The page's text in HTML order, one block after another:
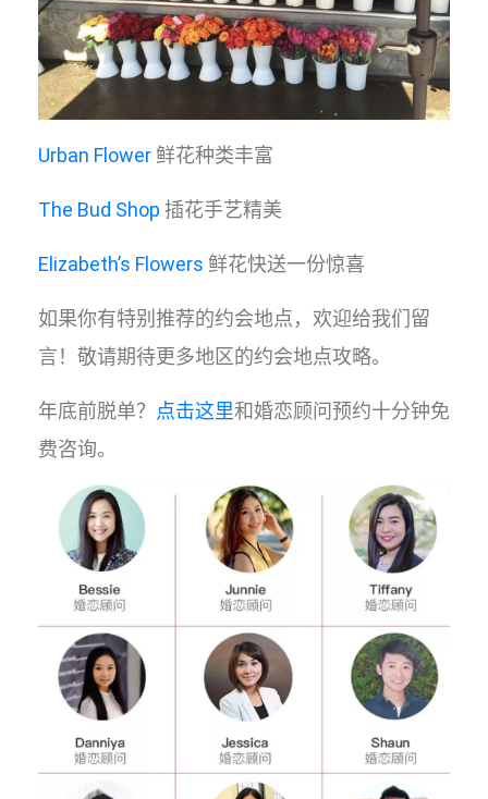
Urban Flower 鲜花种类丰富
The Bud Shop 插花手艺精美
Elizabeth’s Flowers 鲜花快送一份惊喜
如果你有特别推荐的约会地点，欢迎给我们留
言！敬请期待更多地区的约会地点攻略。
年底前脱单？ 点击这里和婚恋顾问预约十分钟免
费咨询。